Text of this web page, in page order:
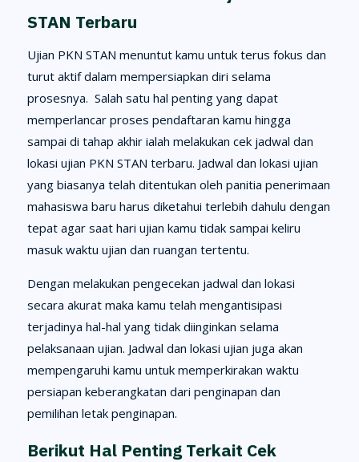
STAN Terbaru
Ujian PKN STAN menuntut kamu untuk terus fokus dan
turut aktif dalam mempersiapkan diri selama
prosesnya. Salah satu hal penting yang dapat
memperlancar proses pendaftaran kamu hingga
sampai di tahap akhir ialah melakukan cek jadwal dan
lokasi ujian PKN STAN terbaru. Jadwal dan lokasi ujian
yang biasanya telah ditentukan oleh panitia penerimaan
mahasiswa baru harus diketahui terlebih dahulu dengan
tepat agar saat hari ujian kamu tidak sampai keliru
masuk waktu ujian dan ruangan tertentu.
Dengan melakukan pengecekan jadwal dan lokasi
secara akurat maka kamu telah mengantisipasi
terjadinya hal-hal yang tidak diinginkan selama
pelaksanaan ujian. Jadwal dan lokasi ujian juga akan
mempengaruhi kamu untuk memperkirakan waktu
persiapan keberangkatan dari penginapan dan
pemilihan letak penginapan.
Berikut Hal Penting Terkait Cek